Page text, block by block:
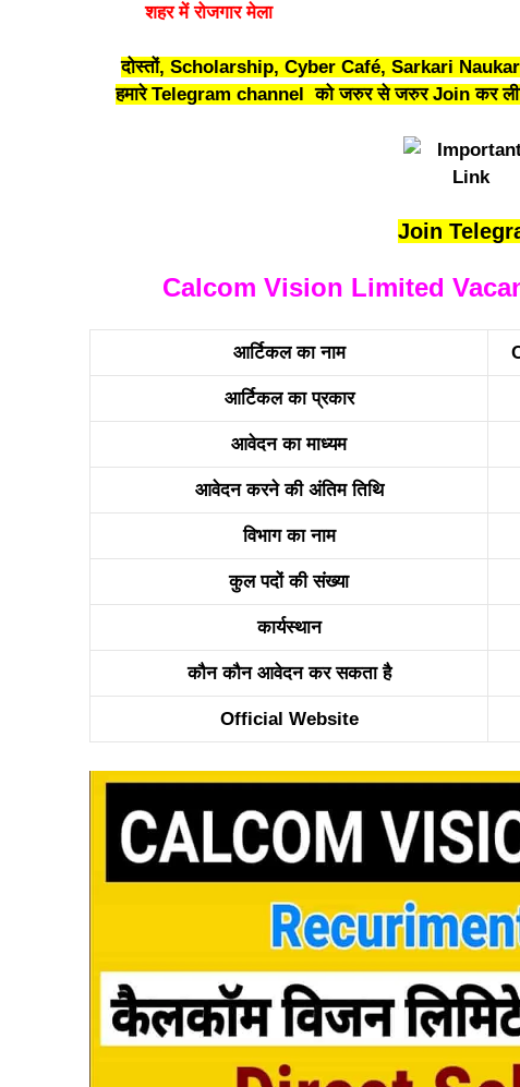
शहर में रोजगार मेला
दोस्तों, Scholarship, Cyber Café, Sarkari
हमारे Telegram channel को जरुर से जरुर Join कर
Join
Calcom Vision Limited
आर्टिकल का नाम
आर्टिकल का प्रकार
आवेदन का माध्यम
आवेदन करने की अंतिम तिथि
विभाग का नाम
कुल पदों की संख्या
कार्यस्थान
कौन कौन आवेदन कर सकता है
Official Website